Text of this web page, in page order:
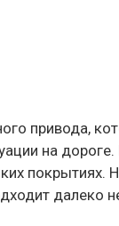
привода,
на
далеко